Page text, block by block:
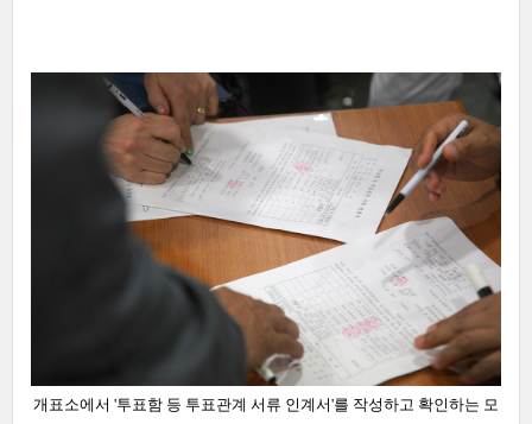
개표소에서 '투표함 등 투표관계 서류 인계서'를 작성하고 확인하는 모